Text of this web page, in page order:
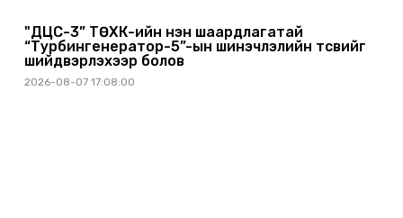
"ДЦС-3” ТӨХК-ийн нэн шаардлагатай
“Турбингенератор-5”-ын шинэчлэлийн төсвийг
шийдвэрлэхээр болов
2026-08-07 17:08:00